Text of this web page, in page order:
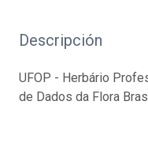
Descripción
UFOP - Herbário
de Dados da Flora